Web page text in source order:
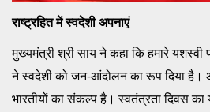
राष्ट्रहित में स्वदेशी अपनाएं
मुख्यमंत्री श्री साय ने कहा कि हमारे यशस्वी
ने स्वदेशी को जन-आंदोलन का रूप दिया है।
भारतीयों का संकल्प है। स्वतंत्रता दिवस